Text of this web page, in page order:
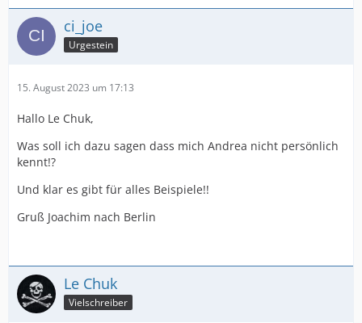
ci_joe
Urgestein
15. August 2023 um 17:13
Hallo Le Chuk,
Was soll ich dazu sagen dass mich Andrea nicht persönlich
kennt!?
Und klar es gibt für alles Beispiele!!
Gruß Joachim nach Berlin
Le Chuk
Vielschreiber